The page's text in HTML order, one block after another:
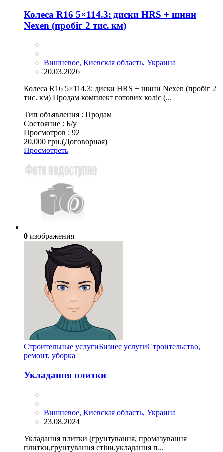
Колеса R16 5×114.3: диски HRS + шини
Nexen (пробіг 2 тис. км)
Вишневое, Киевская область, Украина
20.03.2026
Колеса R16 5×114.3: диски HRS + шини Nexen (пробіг 2
тис. км) Продам комплект готових коліс (...
Тип объявления : Продам
Состояние : Б/у
Просмотров : 92
20,000 грн.(Договорная)
Просмотреть
0 изображения
Cтроительные услугиБизнес услугиСтроительство,
ремонт, уборка
Укладання плитки
Вишневое, Киевская область, Украина
23.08.2024
Укладання плитки (грунтування, промазування
плитки,грунтування стіни,укладання п...